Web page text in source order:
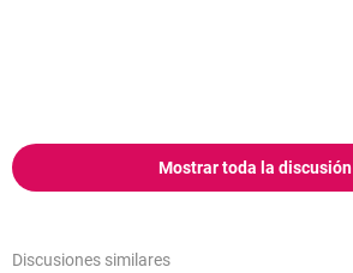
Mostrar toda la discusión
Discusiones similares